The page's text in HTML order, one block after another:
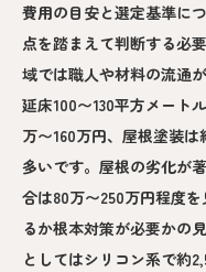
費用の目安と選定基準に
点を踏まえて判断する必
域では職人や材料の流通
延床100〜130平方メート
万〜160万円、屋根塗装
多いです。屋根の劣化が
合は80万〜250万円程度
るか根本対策が必要かの
としてはシリコン系で約